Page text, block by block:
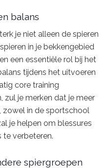
balans
je niet alleen de spieren
in je bekkengebied
een essentiële rol bij het
tijdens het uitvoeren
core training
zul je merken dat je meer
zowel in de sportschool
je helpen om blessures
te verbeteren.
spiergroepen